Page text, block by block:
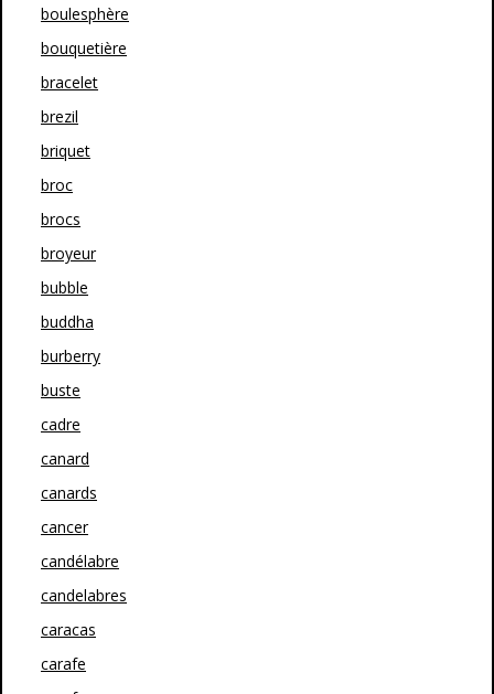
boulesphère
bouquetière
bracelet
brezil
briquet
broc
brocs
broyeur
bubble
buddha
burberry
buste
cadre
canard
canards
cancer
candélabre
candelabres
caracas
carafe